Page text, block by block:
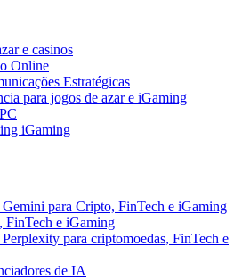
e casinos
Online
Estratégicas
para jogos de azar e iGaming
iGaming
Gemini para Cripto, FinTech e iGaming
FinTech e iGaming
para criptomoedas, FinTech e
de IA